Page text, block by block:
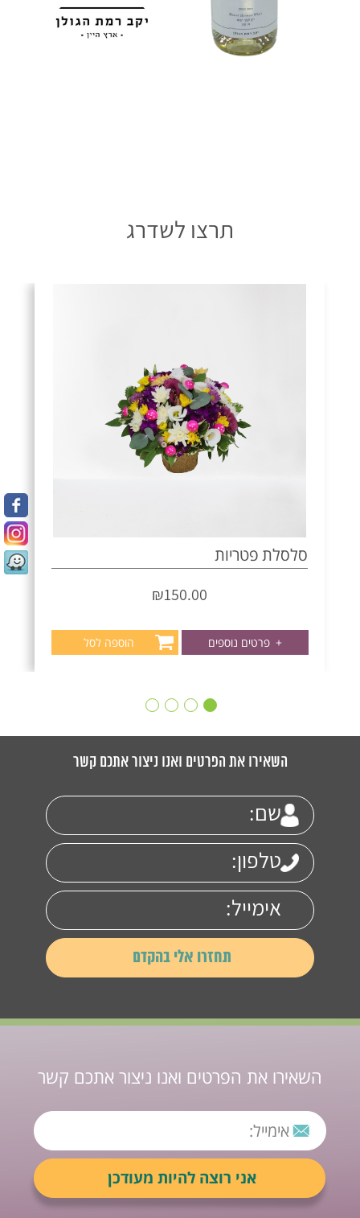
תרצו לשדרג
סלסלת פטריות
₪150.00
+ פרטים נוספים הוספה לסל
השאירו את הפרטים ואנו ניצור אתכם קשר
השאירו את הפרטים ואנו ניצור אתכם קשר